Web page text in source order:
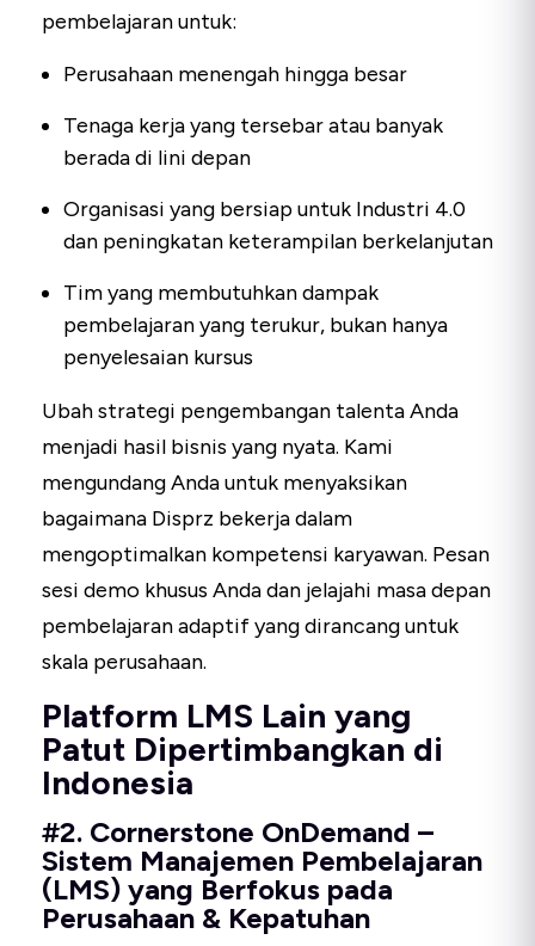
pembelajaran untuk:
Perusahaan menengah hingga besar
Tenaga kerja yang tersebar atau banyak
berada di lini depan
Organisasi yang bersiap untuk Industri 4.0
dan peningkatan keterampilan berkelanjutan
Tim yang membutuhkan dampak
pembelajaran yang terukur, bukan hanya
penyelesaian kursus
Ubah strategi pengembangan talenta Anda
menjadi hasil bisnis yang nyata. Kami
mengundang Anda untuk menyaksikan
bagaimana Disprz bekerja dalam
mengoptimalkan kompetensi karyawan. Pesan
sesi demo khusus Anda dan jelajahi masa depan
pembelajaran adaptif yang dirancang untuk
skala perusahaan.
Platform LMS Lain yang
Patut Dipertimbangkan di
Indonesia
#2. Cornerstone OnDemand –
Sistem Manajemen Pembelajaran
(LMS) yang Berfokus pada
Perusahaan & Kepatuhan